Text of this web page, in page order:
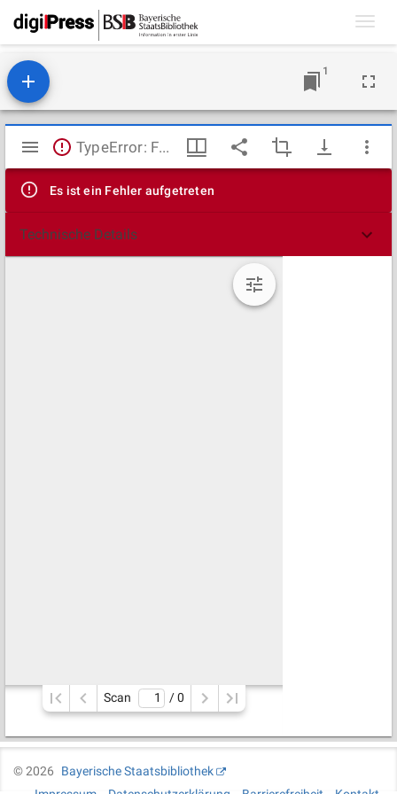
1
Mirador
Viewer
TypeError: Failed to fetch
Es ist ein Fehler aufgetreten
Technische Details
Scan / 0
©2026
Bayerische Staatsbibliothek